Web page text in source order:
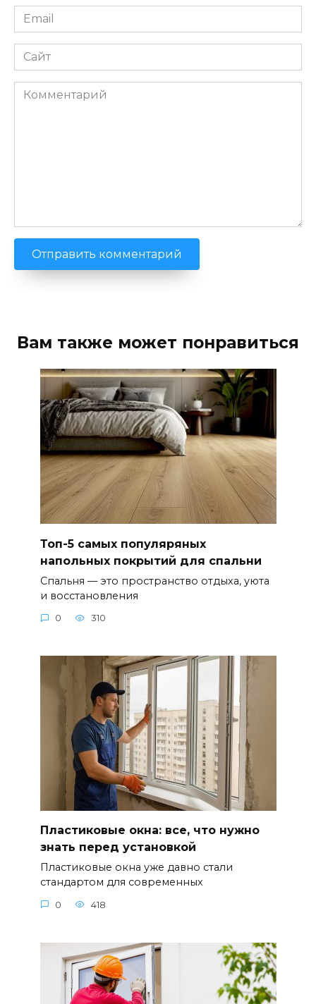
Email
*
Сайт
Комментарий
Вам также может понравиться
Топ-5 самых популяряных
напольных покрытий для спальни
Спальня — это пространство отдыха, уюта
и восстановления
0 310
Пластиковые окна: все, что нужно
знать перед установкой
Пластиковые окна уже давно стали
стандартом для современных
0 418